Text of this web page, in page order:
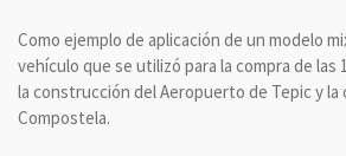
Como ejemplo de aplicación de un modelo
vehículo que se utilizó para la compra de las
la construcción del Aeropuerto de Tepic y la
Compostela.